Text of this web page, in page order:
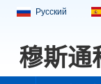
穆斯通
Русский